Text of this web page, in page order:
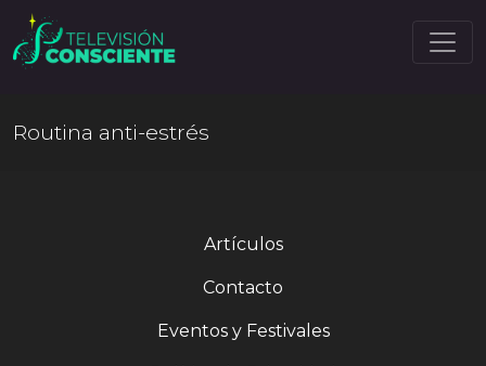
Routina anti-estrés
Artículos
Contacto
Eventos y Festivales